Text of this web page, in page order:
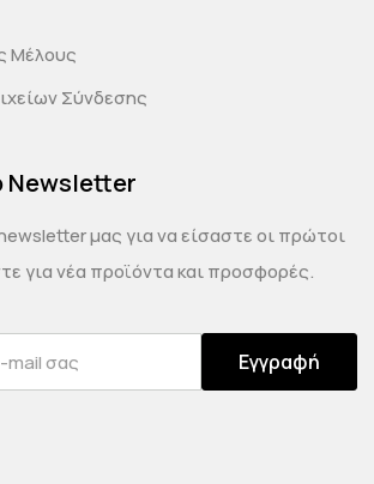
Μέλους
Σύνδεσης
Newsletter
μας για να είσαστε οι πρώτοι
για νέα προϊόντα και προσφορές.
Εγγραφή